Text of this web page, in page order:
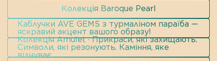
Колекція Baroque Pearl
Каблучки AVE GEMS з турмаліном параїба —
яскравий акцент вашого образу!
Колекція Amulet · Прикраси, які захищають.
Символи, які резонують. Каміння, яке
відчуває.